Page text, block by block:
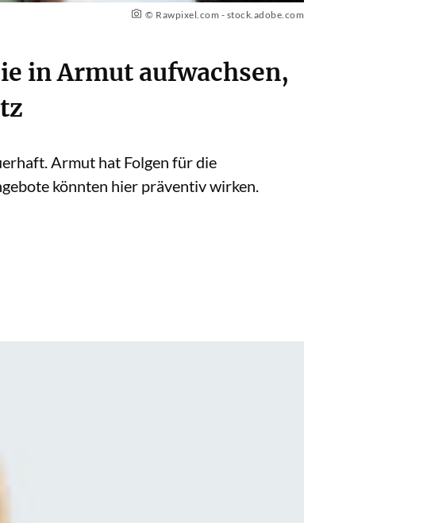
© Rawpixel.com - stock.adobe.com
in Armut aufwachsen,
Armut hat Folgen für die
könnten hier präventiv wirken.